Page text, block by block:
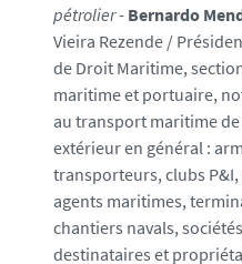
pétrolier- Bernardo
Vieira Rezende /
de Droit Maritime,
maritime et portuaire,
au transport maritime
extérieur en général :
transporteurs, clubs
agents maritimes,
chantiers navals,
destinataires et